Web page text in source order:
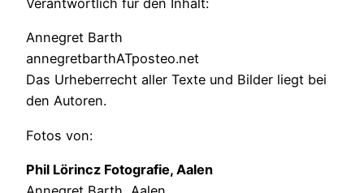
Verantwortlich für den Inhalt:
Annegret Barth
annegretbarthATposteo.net
Das Urheberrecht aller Texte und Bilder liegt bei
den Autoren.
Fotos von:
Phil Lörincz Fotografie, Aalen